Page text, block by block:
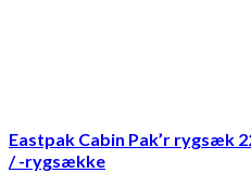
Eastpak Cabin Pak’r rygsæk
/ -rygsække